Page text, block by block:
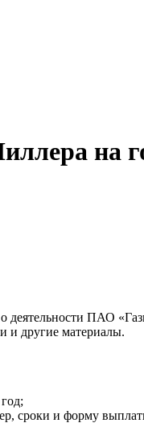
на
ПАО
и другие материалы.
сроки и форму